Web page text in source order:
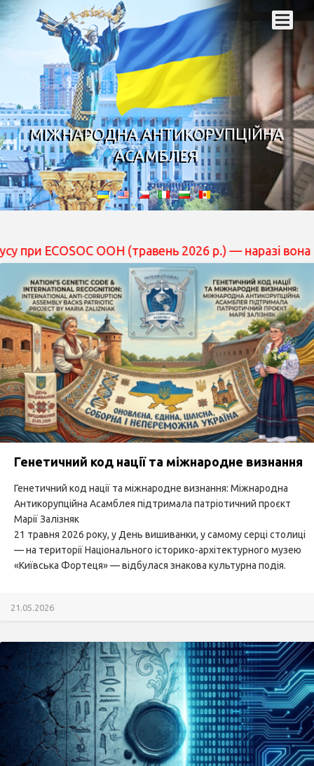
МІЖНАРОДНА АНТИКОРУПЦІЙНА
АСАМБЛЕЯ
ECOSOC ООН (травень 2026 р.) — наразі вона
Генетичний код нації та міжнародне визнання
Генетичний код нації та міжнародне визнання: Міжнародна
Антикорупційна Асамблея підтримала патріотичний проєкт
Марії Залізняк
21 травня 2026 року, у День вишиванки, у самому серці столиці
— на території Національного історико-архітектурного музею
«Київська Фортеця» — відбулася знакова культурна подія.
21.05.2026